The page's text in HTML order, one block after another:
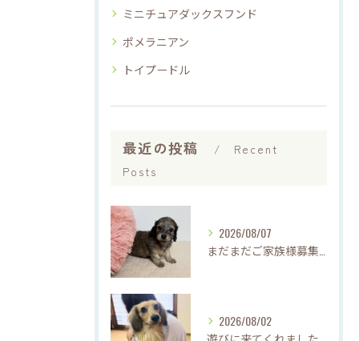
ミニチュアダックスフンド
ポメラニアン
トイプードル
最近の投稿
Recent
Posts
2026/08/07
2026/08/02